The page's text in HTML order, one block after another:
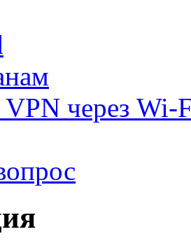
VPN через Wi-